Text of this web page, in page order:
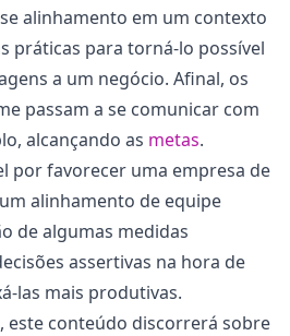
alinhamento em um contexto
práticas para torná-lo possível
a um negócio. Afinal, os
passam a se comunicar com
alcançando as metas.
por favorecer uma empresa de
alinhamento de equipe
de algumas medidas
assertivas na hora de
las mais produtivas.
este conteúdo discorrerá sobre